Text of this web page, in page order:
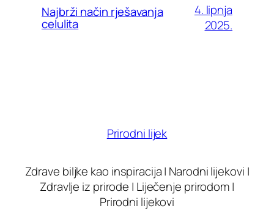
Najbrži način rješavanja
celulita
4. lipnja
2025.
Prirodni lijek
Zdrave biljke kao inspiracija | Narodni lijekovi |
Zdravlje iz prirode | Liječenje prirodom |
Prirodni lijekovi